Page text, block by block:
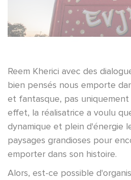
Reem Kherici avec des
bien pensés nous emporte
et fantasque, pas uniquement
effet, la réalisatrice a voulu
dynamique et plein d'énergie
paysages grandioses pour
emporter dans son histoire.
Alors, est-ce possible